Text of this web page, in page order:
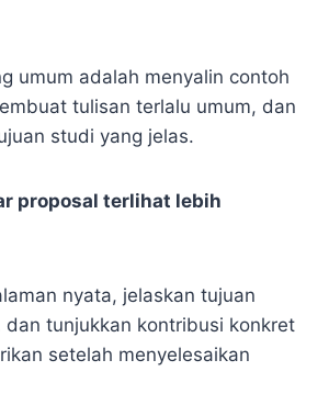
umum adalah menyalin contoh
tulisan terlalu umum, dan
studi yang jelas.
proposal terlihat lebih
nyata, jelaskan tujuan
dan tunjukkan kontribusi konkret
setelah menyelesaikan